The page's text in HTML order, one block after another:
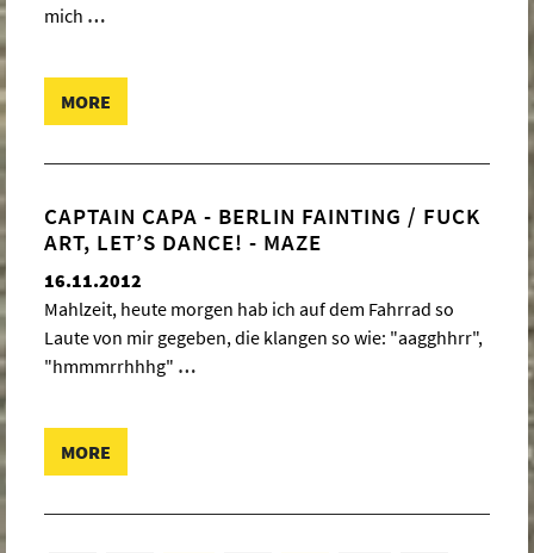
mich …
MORE
CAPTAIN CAPA - BERLIN FAINTING / FUCK
ART, LET’S DANCE! - MAZE
16.11.2012
Mahlzeit, heute morgen hab ich auf dem Fahrrad so
Laute von mir gegeben, die klangen so wie: "aagghhrr",
"hmmmrrhhhg" …
MORE